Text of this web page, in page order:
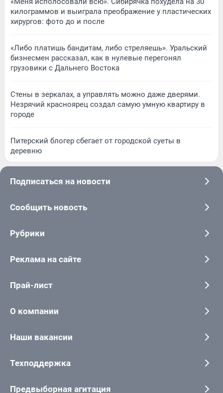
килограммов и выиграла преображение у пластических
хирургов: фото до и после
«Либо платишь бандитам, либо стреляешь». Уральский
бизнесмен рассказал, как в нулевые перегонял
грузовики с Дальнего Востока
Стены в зеркалах, а управлять можно даже дверями.
Незрячий красноярец создал самую умную квартиру в
городе
Питерский блогер сбегает от городской суеты в
деревню
Подписаться на новости
Сообщить новость
Рубрики
Реклама на сайте
Прай-лист
О компании
Наши вакансии
Техподдержка
Предвыборная агитация